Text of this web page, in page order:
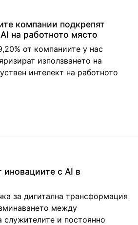
компании подкрепят
на работното място
от компаниите у нас
използването на
интелект на работното
иновациите с AI в
за дигитална трансформация
между
служителите и постоянно